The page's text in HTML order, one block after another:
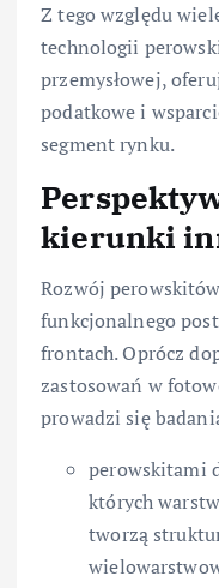
Z tego względu
technologii
przemysłowej,
podatkowe i
segment rynku.
kierunki
Rozwój
funkcjonalnego
frontach. Oprócz
zastosowań w
prowadzi się
perowskitami
których
tworzą